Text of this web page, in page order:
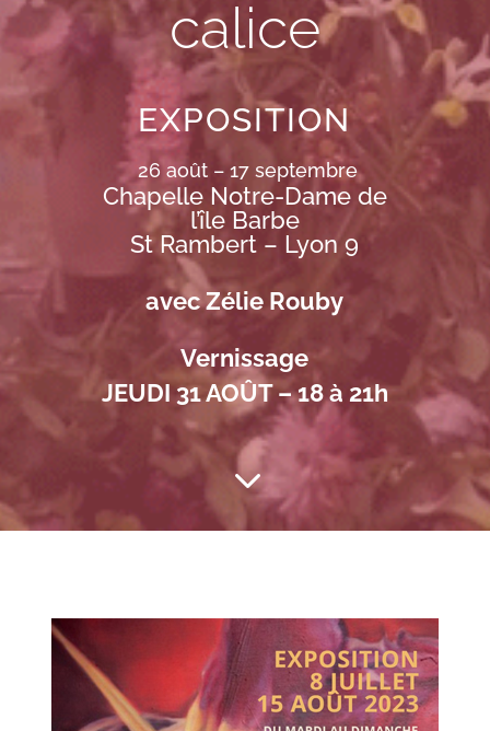
calice
EXPOSITION
26 août – 17 septembre
Chapelle Notre-Dame de
l’île Barbe
St Rambert – Lyon 9
avec Zélie Rouby
Vernissage
JEUDI 31 AOÛT – 18 à 21h
3